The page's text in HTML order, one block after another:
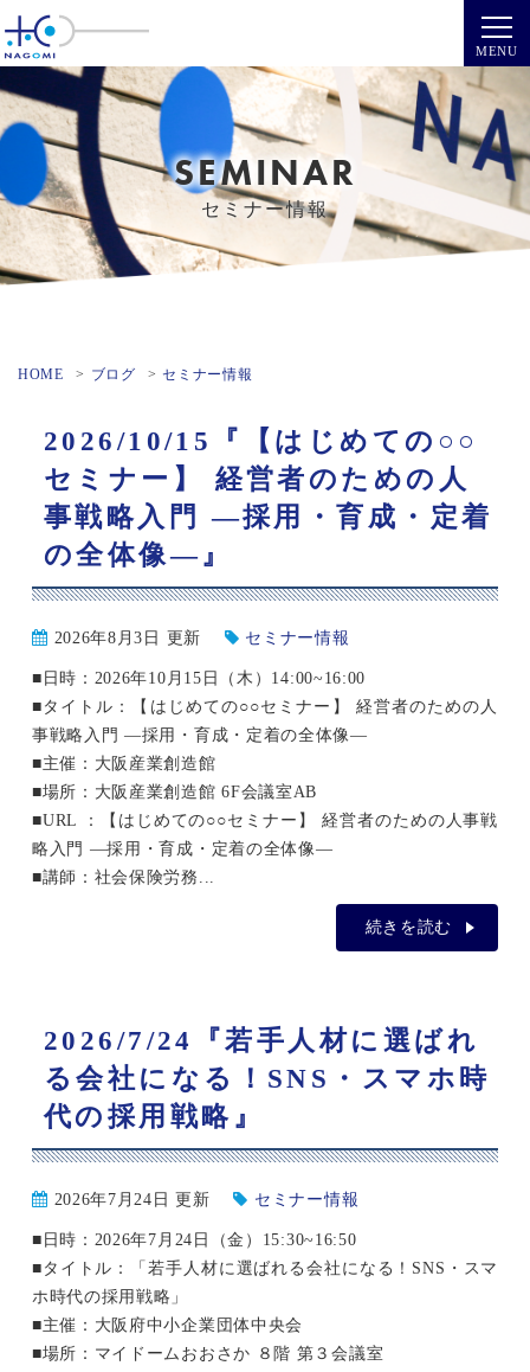
SEMINAR
セミナー情報
HOME ブログ セミナー情報
2026/10/15『【はじめての○○
セミナー】 経営者のための人
事戦略入門 ―採用・育成・定着
の全体像―』
2026年8月3日 更新 セミナー情報
■日時：2026年10月15日（木）14:00~16:00
■タイトル：【はじめての○○セミナー】 経営者のための人
事戦略入門 ―採用・育成・定着の全体像―
■主催：大阪産業創造館
■場所：大阪産業創造館 6F会議室AB
■URL ：【はじめての○○セミナー】 経営者のための人事戦
略入門 ―採用・育成・定着の全体像―
■講師：社会保険労務...
続きを読む
2026/7/24『若手人材に選ばれ
る会社になる！SNS・スマホ時
代の採用戦略』
2026年7月24日 更新 セミナー情報
■日時：2026年7月24日（金）15:30~16:50
■タイトル：「若手人材に選ばれる会社になる！SNS・スマ
ホ時代の採用戦略」
■主催：大阪府中小企業団体中央会
■場所：マイドームおおさか ８階 第３会議室